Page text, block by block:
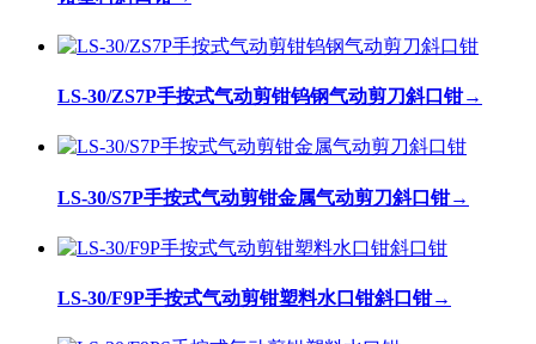
LS-30/ZS7P手按式气动剪钳钨钢气动剪刀斜口钳→
LS-30/S7P手按式气动剪钳金属气动剪刀斜口钳→
LS-30/F9P手按式气动剪钳塑料水口钳斜口钳→